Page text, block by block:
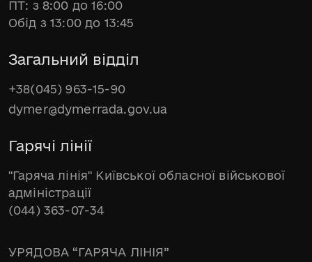
ПТ: з 8:00 до 16:00
Обід з 13:00 до 13:45
Загальний відділ
+38(045) 963-15-90
dymer@dymerrada.gov.ua
Гарячі лінії
"Гаряча лінія" Київської обласної військової
адміністрації
(044) 363-07-34
УРЯДОВА “ГАРЯЧА ЛІНІЯ”